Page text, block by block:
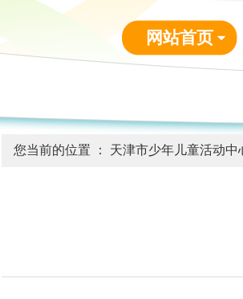
网站首页
您当前的位置 ： 天津市少年儿童活动中